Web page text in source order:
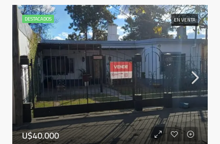
DESTACADOS EN VENTA
U$40.000